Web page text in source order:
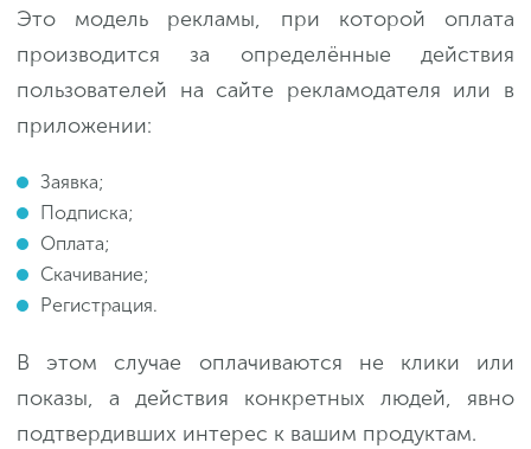
Это модель рекламы, при которой оплата
производится за определённые действия
пользователей на сайте рекламодателя или в
приложении:
Заявка;
Подписка;
Оплата;
Скачивание;
Регистрация.
В этом случае оплачиваются не клики или
показы, а действия конкретных людей, явно
подтвердивших интерес к вашим продуктам.